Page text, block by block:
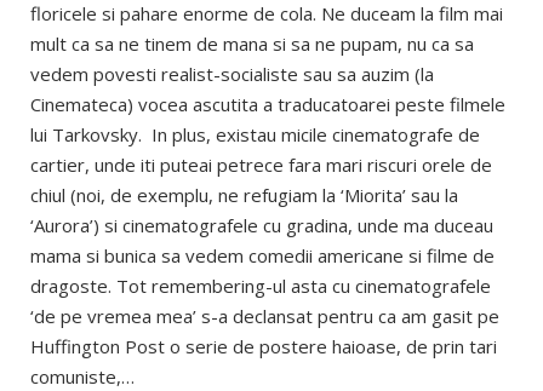
floricele si pahare enorme de cola. Ne duceam la film mai
mult ca sa ne tinem de mana si sa ne pupam, nu ca sa
vedem povesti realist-socialiste sau sa auzim (la
Cinemateca) vocea ascutita a traducatoarei peste filmele
lui Tarkovsky. In plus, existau micile cinematografe de
cartier, unde iti puteai petrece fara mari riscuri orele de
chiul (noi, de exemplu, ne refugiam la ‘Miorita’ sau la
‘Aurora’) si cinematografele cu gradina, unde ma duceau
mama si bunica sa vedem comedii americane si filme de
dragoste. Tot remembering-ul asta cu cinematografele
‘de pe vremea mea’ s-a declansat pentru ca am gasit pe
Huffington Post o serie de postere haioase, de prin tari
comuniste,…